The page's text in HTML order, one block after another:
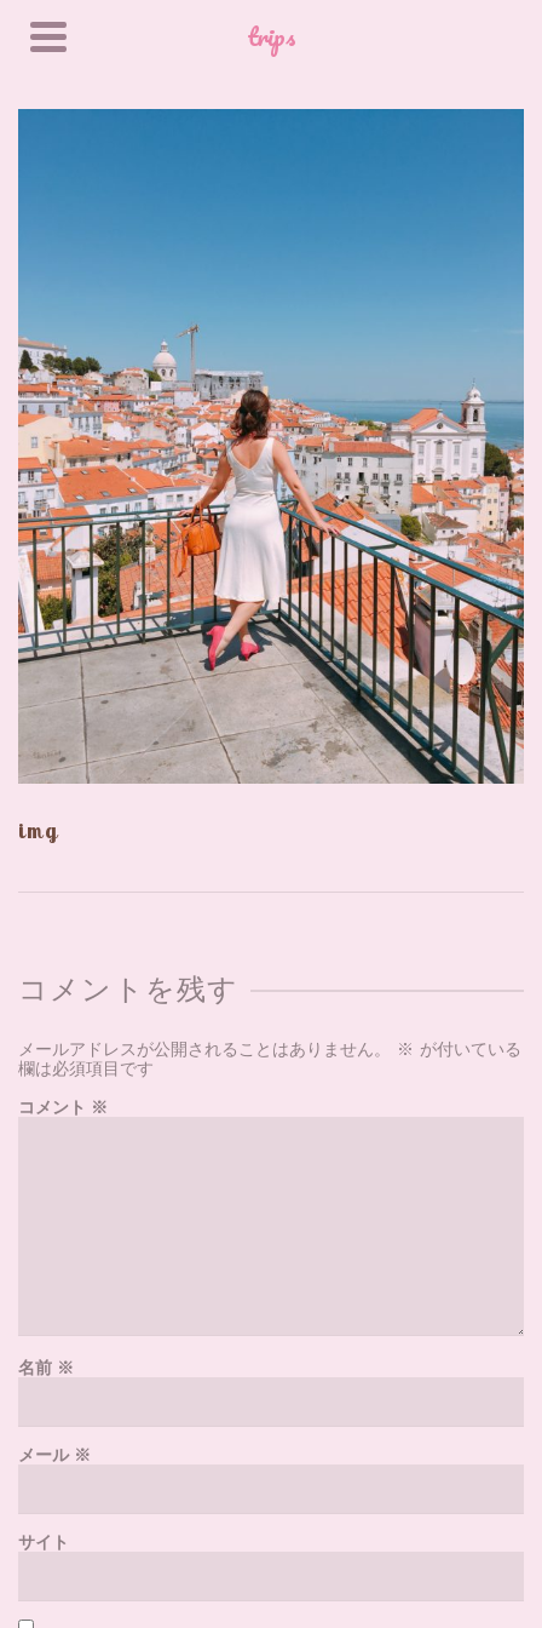
trips
img
コメントを残す
メールアドレスが公開されることはありません。 ※ が付いている
欄は必須項目です
コメント ※
名前 ※
メール※
サイト